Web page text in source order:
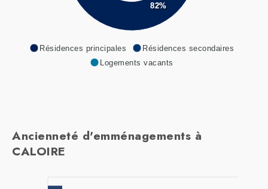
82%
Résidences principales
Résidences secondaires
Logements vacants
Ancienneté d'emménagements à
CALOIRE